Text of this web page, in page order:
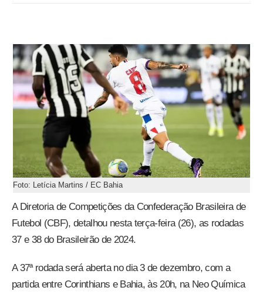
Foto: Letícia Martins / EC Bahia
A Diretoria de Competições da Confederação Brasileira de
Futebol (CBF), detalhou nesta terça-feira (26), as rodadas
37 e 38 do Brasileirão de 2024.
A 37ª rodada será aberta no dia 3 de dezembro, com a
partida entre Corinthians e Bahia, às 20h, na Neo Química